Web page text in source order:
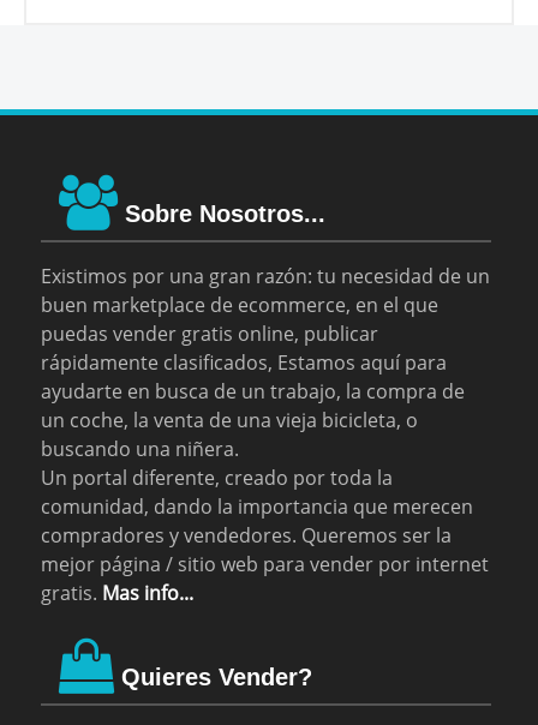
Sobre Nosotros...
Existimos por una gran razón: tu necesidad de un
buen marketplace de ecommerce, en el que
puedas vender gratis online, publicar
rápidamente clasificados, Estamos aquí para
ayudarte en busca de un trabajo, la compra de
un coche, la venta de una vieja bicicleta, o
buscando una niñera.
Un portal diferente, creado por toda la
comunidad, dando la importancia que merecen
compradores y vendedores. Queremos ser la
mejor página / sitio web para vender por internet
gratis. Mas info...
Quieres Vender?